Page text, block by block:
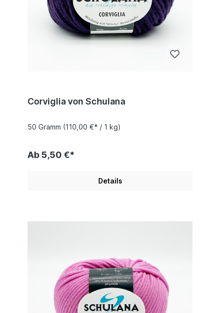
Corviglia von Schulana
50 Gramm (110,00 €* / 1 kg)
Ab 5,50 €*
Details